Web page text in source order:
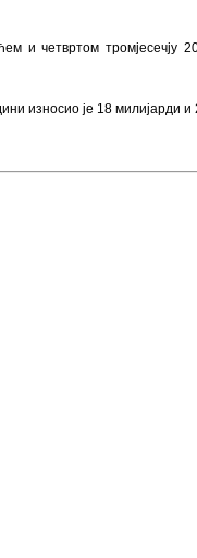
и четвртом тромјесечју
износио је 18 милијарди